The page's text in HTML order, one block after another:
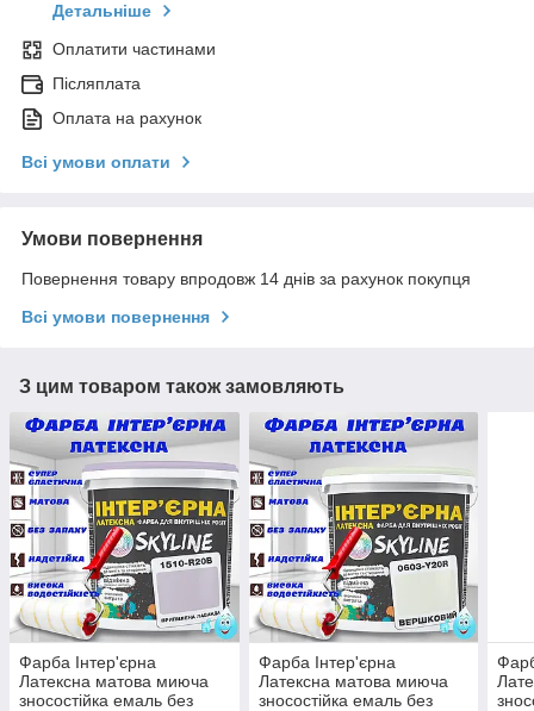
Детальніше
Оплатити частинами
Післяплата
Оплата на рахунок
Всі умови оплати
Умови повернення
Повернення товару впродовж 14 днів за рахунок покупця
Всі умови повернення
З цим товаром також замовляють
Фарба Інтер'єрна
Латексна матова миюча
зносостійка емаль без
Фарба Інтер'єрна
Латексна матова миюча
зносостійка емаль без